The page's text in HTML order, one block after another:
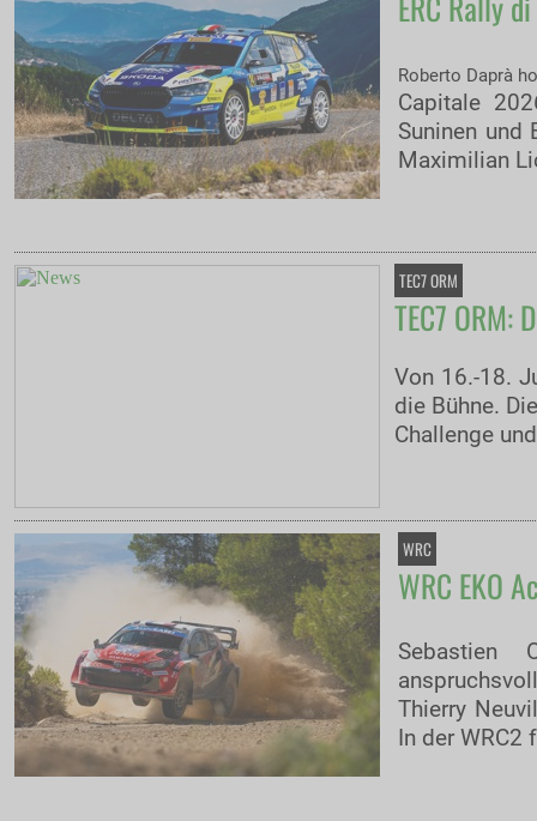
Roberto Daprà
Capitale
Suninen und
Maximilian
TEC7 ORM
TEC7
Von 16.-18.
die Bühne.
Challenge
WRC
WRC EKO
Sebastien
Thierry
In der